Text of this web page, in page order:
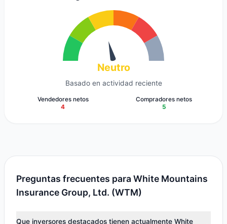
Neutro
Basado en actividad reciente
Vendedores netos
4
Compradores netos
5
Preguntas frecuentes para White Mountains
Insurance Group, Ltd. (WTM)
Que inversores destacados tienen actualmente White